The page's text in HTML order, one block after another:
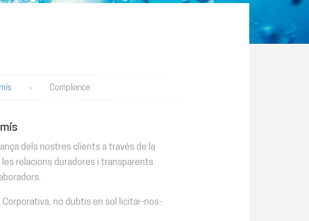
Compliance
dels nostres clients a través de la
relacions duradores i transparents
no dubtis en sol·licitar-nos-